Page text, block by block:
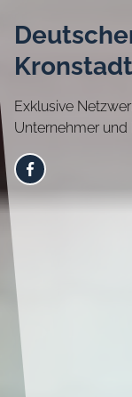
Kronstadt
Exklusive
Unternehmer und